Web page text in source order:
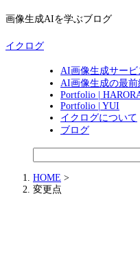
画像生成AIを学ぶブログ
イクログ
AI画像生成サー
AI画像生成の最前
Portfolio |
Portfolio | YUI
イクログについて
ブログ
HOME >
変更点